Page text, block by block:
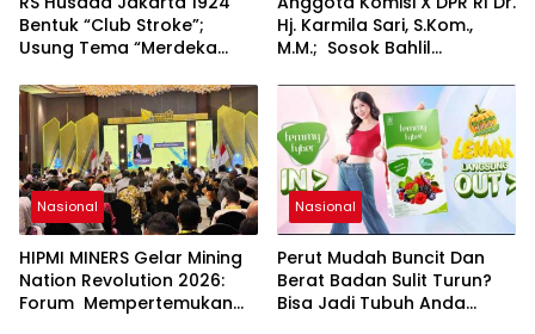
Bentuk “Club Stroke”;
Usung Tema “Merdeka
Bermakna”
Hj. Karmila Sari, S.Kom.,
M.M.; Sosok Bahlil
Sumber Inspirasi bagi
Generasi Muda, Pelaku
Usaha, Pemerintah,
maupun Pemangku
Kepentingan lainnya untuk
bersama-sama
Memberikan Kontribusi
bagi Pembangunan
Nasional.
Nasional
HIPMI MINERS Gelar Mining
Nation Revolution 2026:
Forum Mempertemukan
Nasional
Perut Mudah Buncit Dan
Berat Badan Sulit Turun?
Bisa Jadi Tubuh Anda